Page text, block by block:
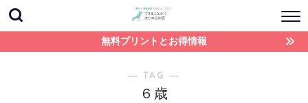
無料プリントとお得情報
― TAG ―
６歳